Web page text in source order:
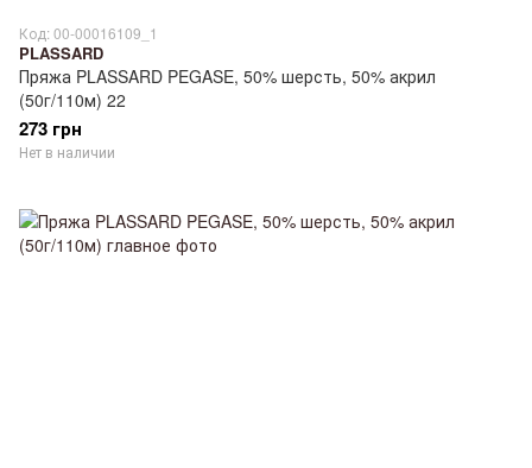
Код: 00-00016109_1
PLASSARD
Пряжа PLASSARD PEGASE, 50% шерсть, 50% акрил
(50г/110м) 22
273 грн
Нет в наличии